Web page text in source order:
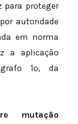
para proteger
autoridade
em norma
a aplicação
1º, da
mutação